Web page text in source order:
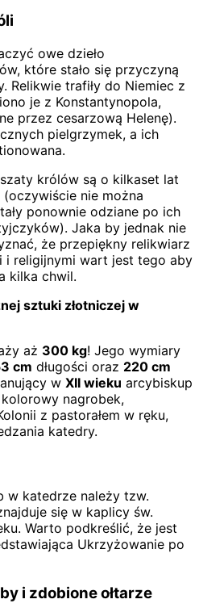
owe dzieło
które stało się przyczyną
Relikwie trafiły do Niemiec z
je z Konstantynopola,
przez cesarzową Helenę).
pielgrzymek, a ich
królów są o kilkaset lat
nie można
ponownie odziane po ich
Jaka by jednak nie
że przepiękny relikwiarz
i religijnymi wart jest tego aby
kilka chwil.
sztuki złotniczej w
aż 300 kg! Jego wymiary
cm długości oraz 220 cm
w XII wieku arcybiskup
nagrobek,
z pastorałem w ręku,
katedry.
w katedrze należy tzw.
się w kaplicy św.
Warto podkreślić, że jest
Ukrzyżowanie po
i zdobione ołtarze